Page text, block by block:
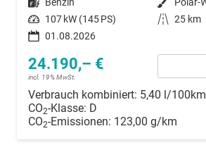
Leistung 107 kW (145 PS) Kilometerstand 25 km
01.08.2026
24.190,– €
incl. 19% MwSt.
Verbrauch kombiniert: 5,40 l/100km
CO2-Klasse: D
CO2-Emissionen: 123,00 g/km